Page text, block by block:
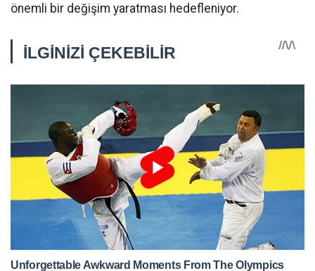
önemli bir değişim yaratması hedefleniyor.